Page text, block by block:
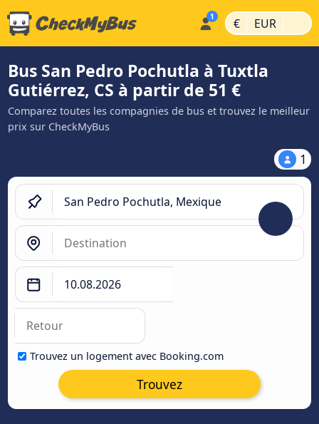
€ | EUR |
Bus San Pedro Pochutla à Tuxtla
Gutiérrez, CS à partir de 51 €
Comparez toutes les compagnies de bus et trouvez le meilleur
prix sur CheckMyBus
1
Trouvez un logement avec Booking.com
Trouvez